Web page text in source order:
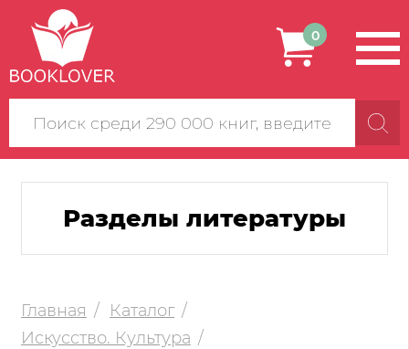
Поиск
по
сайту
0
Разделы литературы
Главная
Каталог
Искусство. Культура